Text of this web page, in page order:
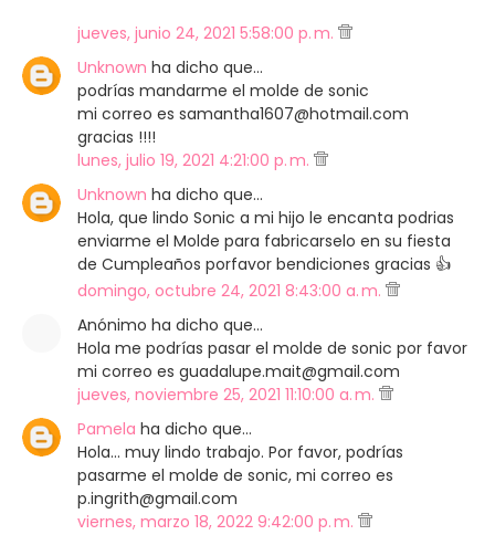
jueves, junio 24, 2021 5:58:00 p. m.
Unknown ha dicho que…
podrías mandarme el molde de sonic
mi correo es samantha1607@hotmail.com
gracias !!!!
lunes, julio 19, 2021 4:21:00 p. m.
Unknown ha dicho que…
Hola, que lindo Sonic a mi hijo le encanta podrias
enviarme el Molde para fabricarselo en su fiesta
de Cumpleaños porfavor bendiciones gracias 👍
domingo, octubre 24, 2021 8:43:00 a. m.
Anónimo ha dicho que…
Hola me podrías pasar el molde de sonic por favor
mi correo es guadalupe.mait@gmail.com
jueves, noviembre 25, 2021 11:10:00 a. m.
Pamela ha dicho que…
Hola... muy lindo trabajo. Por favor, podrías
pasarme el molde de sonic, mi correo es
p.ingrith@gmail.com
viernes, marzo 18, 2022 9:42:00 p. m.